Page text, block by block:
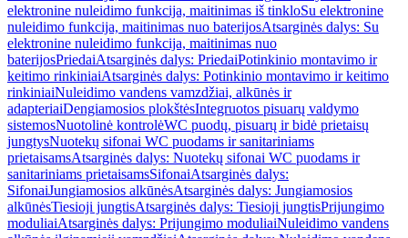
elektronine nuleidimo funkcija, maitinimas iš tinkloSu elektronine
nuleidimo funkcija, maitinimas nuo baterijosAtsarginės dalys: Su
elektronine nuleidimo funkcija, maitinimas nuo
baterijosPriedaiAtsarginės dalys: PriedaiPotinkinio montavimo ir
keitimo rinkiniaiAtsarginės dalys: Potinkinio montavimo ir keitimo
rinkiniaiNuleidimo vandens vamzdžiai, alkūnės ir
adapteriaiDengiamosios plokštėsIntegruotos pisuarų valdymo
sistemosNuotolinė kontrolėWC puodų, pisuarų ir bidė prietaisų
jungtysNuotekų sifonai WC puodams ir sanitariniams
prietaisamsAtsarginės dalys: Nuotekų sifonai WC puodams ir
sanitariniams prietaisamsSifonaiAtsarginės dalys:
SifonaiJungiamosios alkūnėsAtsarginės dalys: Jungiamosios
alkūnėsTiesioji jungtisAtsarginės dalys: Tiesioji jungtisPrijungimo
moduliaiAtsarginės dalys: Prijungimo moduliaiNuleidimo vandens